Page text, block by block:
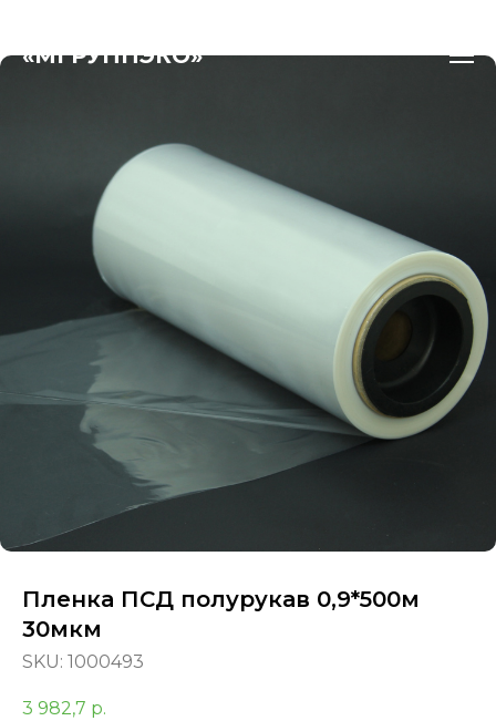
«МГРУППЭКО»
Пленка ПСД полурукав 0,9*500м
30мкм
SKU: 1000493
3 982,7 р.